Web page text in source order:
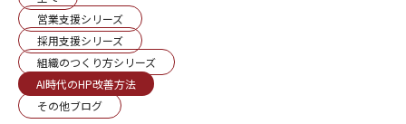
営業支援シリーズ
採用支援シリーズ
組織のつくり方シリーズ
AI時代のHP改善方法
その他ブログ